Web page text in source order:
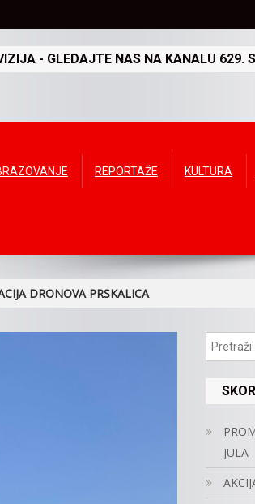
- GLEDAJTE NAS NA KANALU 629.
REPORTAŽE KULTURA
DRONOVA PRSKALICA
JULA